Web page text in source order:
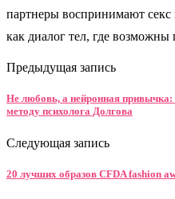
партнеры воспринимают секс
как диалог тел, где
Предыдущая запись
Не любовь, а нейронная
методу психолога Долгова
Следующая запись
20 лучших образов CFDA fashion